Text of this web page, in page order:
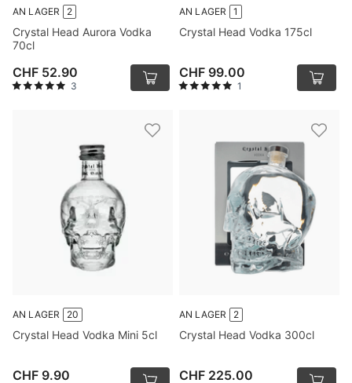
AN LAGER 2
Crystal Head Aurora Vodka
70cl
CHF 52.90
3
AN LAGER 1
Crystal Head Vodka 175cl
CHF 99.00
1
AN LAGER 20
Crystal Head Vodka Mini 5cl
CHF 9.90
AN LAGER 2
Crystal Head Vodka 300cl
CHF 225.00